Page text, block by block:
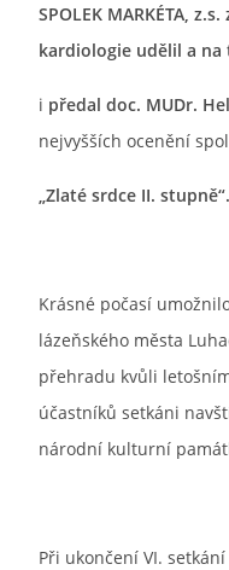
SPOLEK MARKÉTA,
kardiologie udělil a
i předal doc. MUDr.
nejvyšších ocenění
„Zlaté srdce II. stupně“.
Krásné počasí
lázeňského města
přehradu kvůli
účastníků setkáni
národní kulturní
Při ukončení VI.